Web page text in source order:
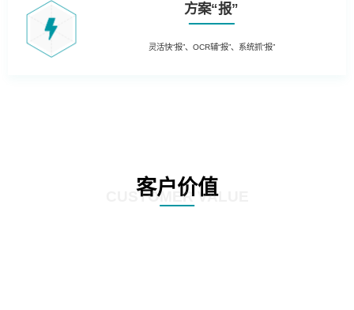
方案“报”
灵活快“报”、OCR辅“报”、系统抓“报”
客户价值
CUSTOMER VALUE